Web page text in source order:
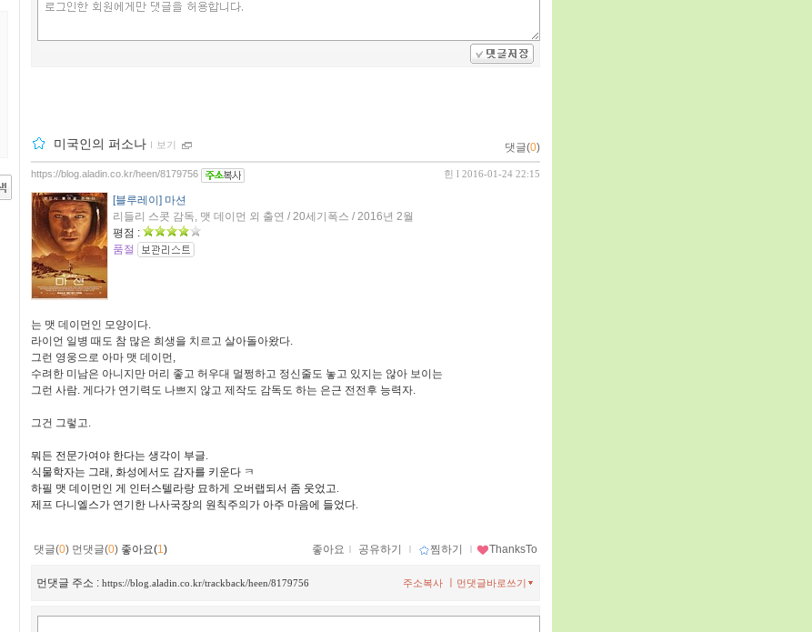
미국인의 퍼소나 ｌ 보기 댓글(0)
힌 l 2016-01-24 22:15
https://blog.aladin.co.kr/heen/8179756
[블루레이] 마션
리들리 스콧 감독, 맷 데이먼 외 출연 / 20세기폭스 / 2016년 2월
평점 :
품절
는 맷 데이먼인 모양이다.
라이언 일병 때도 참 많은 희생을 치르고 살아돌아왔다.
그런 영웅으로 아마 맷 데이먼,
수려한 미남은 아니지만 머리 좋고 허우대 멀쩡하고 정신줄도 놓고 있지는 않아 보이는
그런 사람. 게다가 연기력도 나쁘지 않고 제작도 감독도 하는 은근 전전후 능력자.
그건 그렇고.
뭐든 전문가여야 한다는 생각이 부글.
식물학자는 그래, 화성에서도 감자를 키운다 ㅋ
하필 맷 데이먼인 게 인터스텔라랑 묘하게 오버랩되서 좀 웃었고.
제프 다니엘스가 연기한 나사국장의 원칙주의가 아주 마음에 들었다.
댓글(0) 먼댓글(0) 좋아요(1) 좋아요 ｌ 공유하기 ｌ 찜하기 ｌ ThanksTo
먼댓글 주소 : https://blog.aladin.co.kr/trackback/heen/8179756 먼댓글바로쓰기
주소복사